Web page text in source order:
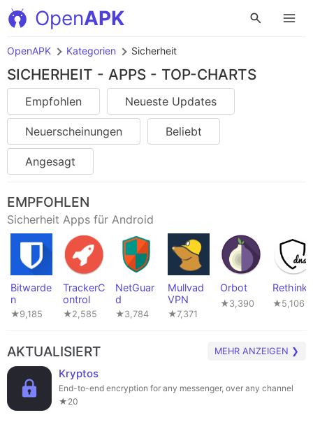
OpenAPK
OpenAPK Kategorien Sicherheit
SICHERHEIT - APPS - TOP-CHARTS
Empfohlen Neueste Updates
Neuerscheinungen Beliebt
Angesagt
EMPFOHLEN
Sicherheit Apps für Android
Bitwarde
n
★9,185
TrackerC
ontrol
★2,585
NetGuar
d
★3,784
Mullvad
VPN
★7,371
Orbot
★3,390
Rethink
★5,106
AKTUALISIERT MEHR ANZEIGEN ❯
Kryptos
End-to-end encryption for any messenger, over any channel
★20